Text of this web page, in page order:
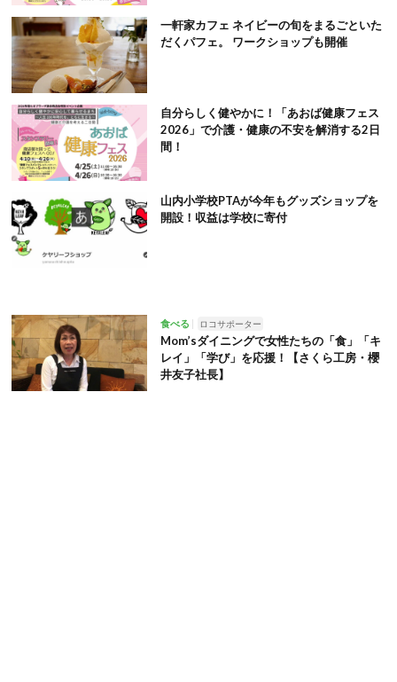
一軒家カフェ ネイビーの旬をまるごといた
だくパフェ。 ワークショップも開催
自分らしく健やかに！「あおば健康フェス
2026」で介護・健康の不安を解消する2日
間！
山内小学校PTAが今年もグッズショップを
開設！収益は学校に寄付
食べる ロコサポーター
Mom’sダイニングで女性たちの「食」「キ
レイ」「学び」を応援！【さくら工房・櫻
井友子社長】